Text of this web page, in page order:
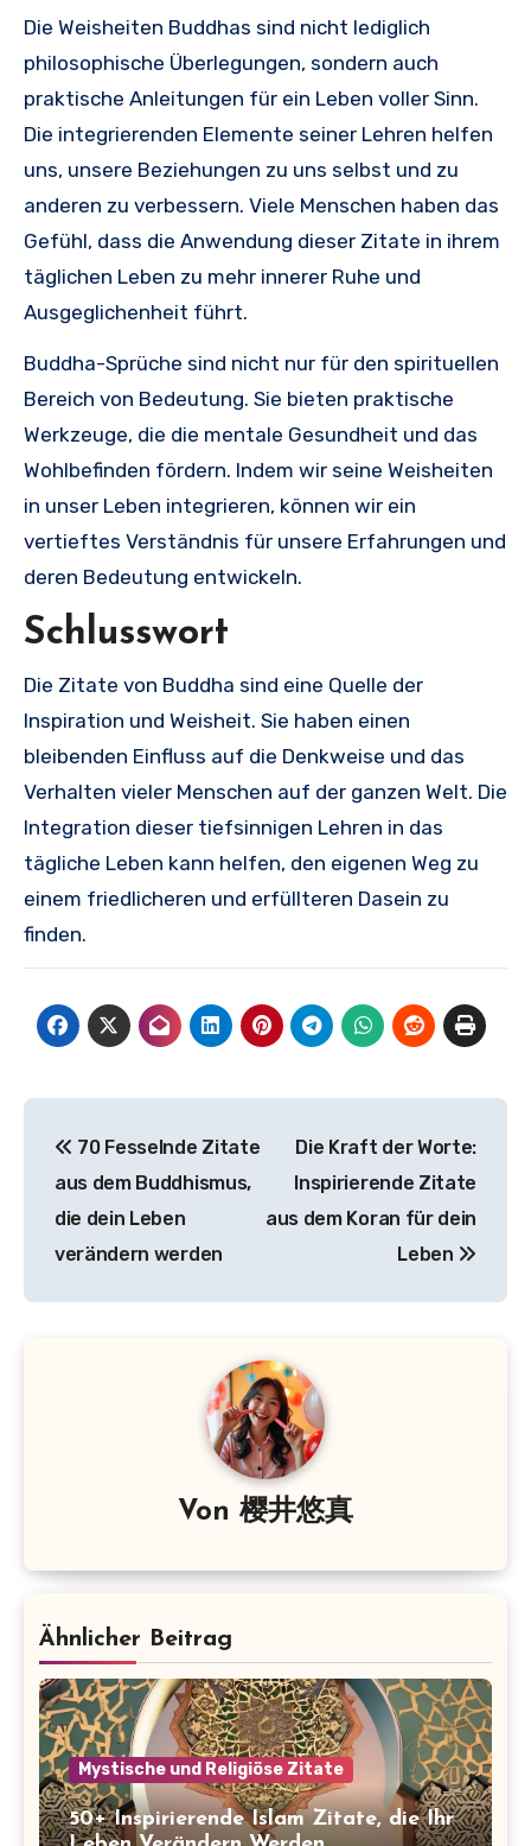
Die Weisheiten Buddhas sind nicht lediglich
philosophische Überlegungen, sondern auch
praktische Anleitungen für ein Leben voller Sinn.
Die integrierenden Elemente seiner Lehren helfen
uns, unsere Beziehungen zu uns selbst und zu
anderen zu verbessern. Viele Menschen haben das
Gefühl, dass die Anwendung dieser Zitate in ihrem
täglichen Leben zu mehr innerer Ruhe und
Ausgeglichenheit führt.
Buddha-Sprüche sind nicht nur für den spirituellen
Bereich von Bedeutung. Sie bieten praktische
Werkzeuge, die die mentale Gesundheit und das
Wohlbefinden fördern. Indem wir seine Weisheiten
in unser Leben integrieren, können wir ein
vertieftes Verständnis für unsere Erfahrungen und
deren Bedeutung entwickeln.
Schlusswort
Die Zitate von Buddha sind eine Quelle der
Inspiration und Weisheit. Sie haben einen
bleibenden Einfluss auf die Denkweise und das
Verhalten vieler Menschen auf der ganzen Welt. Die
Integration dieser tiefsinnigen Lehren in das
tägliche Leben kann helfen, den eigenen Weg zu
einem friedlicheren und erfüllteren Dasein zu
finden.
70 Fesselnde Zitate
aus dem Buddhismus,
die dein Leben
verändern werden
Die Kraft der Worte:
Inspirierende Zitate
aus dem Koran für dein
Leben
Von 樱井悠真
Ähnlicher Beitrag
Mystische und Religiöse Zitate
50+ Inspirierende Islam Zitate, die Ihr